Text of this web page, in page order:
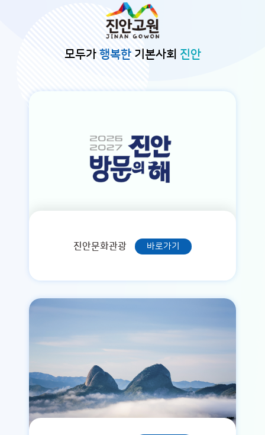
모두가 행복한기본사회 진안
진안문화관광 바로가기